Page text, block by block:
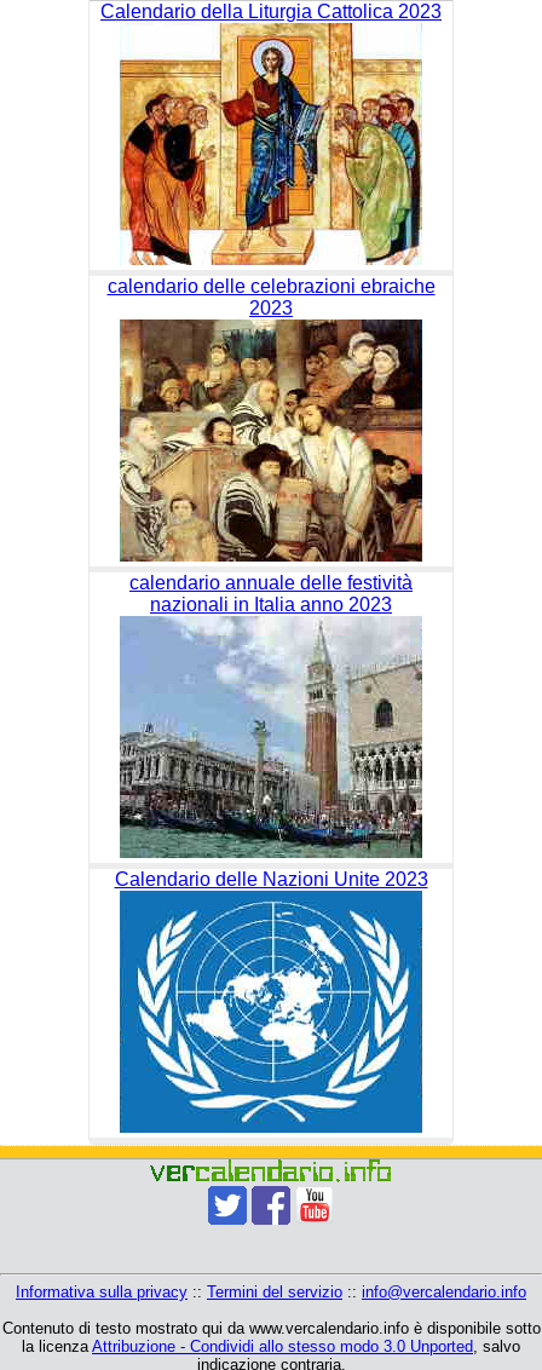
Calendario della Liturgia Cattolica 2023
calendario delle celebrazioni ebraiche
2023
calendario annuale delle festività
nazionali in Italia anno 2023
Calendario delle Nazioni Unite 2023
Informativa sulla privacy :: Termini del servizio :: info@vercalendario.info
Contenuto di testo mostrato qui da www.vercalendario.info è disponibile sotto
la licenzaAttribuzione - Condividi allo stesso modo 3.0 Unported, salvo
indicazione contraria.